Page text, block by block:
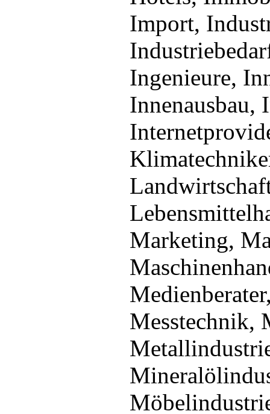
Import,
Ingenieure,
Innenausbau,
Marketing,
Messtechnik,